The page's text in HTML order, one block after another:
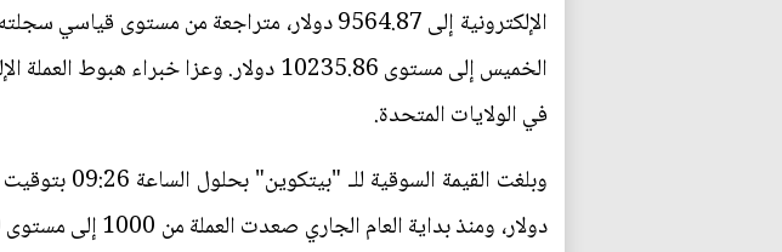
الخميس إلى مستوى 10235.86 دولار. وعزا
في الولايات المتحدة.